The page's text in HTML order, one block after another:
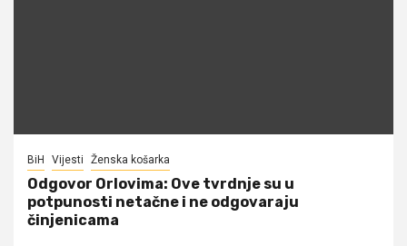
BiH Vijesti Ženska košarka
Odgovor Orlovima: ​Ove tvrdnje su u
potpunosti netačne i ne odgovaraju
činjenicama